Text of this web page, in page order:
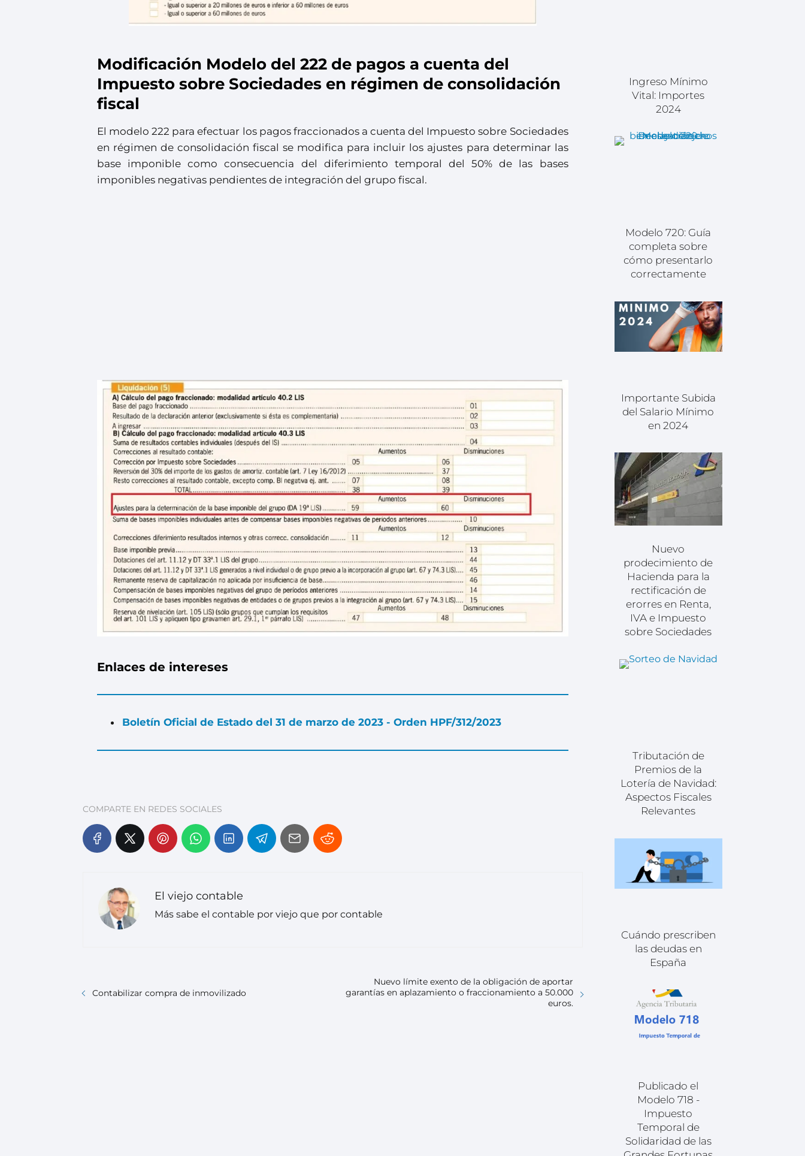
Modificación Modelo del 222 de pagos a cuenta del
Impuesto sobre Sociedades en régimen de consolidación
fiscal
El modelo 222 para efectuar los pagos fraccionados a cuenta del Impuesto sobre Sociedades
en régimen de consolidación fiscal se modifica para incluir los ajustes para determinar las
base imponible como consecuencia del diferimiento temporal del 50% de las bases
imponibles negativas pendientes de integración del grupo fiscal.
Enlaces de intereses
Boletín Oficial de Estado del 31 de marzo de 2023 - Orden HPF/312/2023
COMPARTE EN REDES SOCIALES
El viejo contable
Más sabe el contable por viejo que por contable
Contabilizar compra de inmovilizado
Nuevo límite exento de la obligación de aportar
garantías en aplazamiento o fraccionamiento a 50.000
euros.
Ingreso Mínimo
Vital: Importes
2024
Modelo 720: Guía
completa sobre
cómo presentarlo
correctamente
Importante Subida
del Salario Mínimo
en 2024
Nuevo
prodecimiento de
Hacienda para la
rectificación de
erorres en Renta,
IVA e Impuesto
sobre Sociedades
Tributación de
Premios de la
Lotería de Navidad:
Aspectos Fiscales
Relevantes
Cuándo prescriben
las deudas en
España
Publicado el
Modelo 718 -
Impuesto
Temporal de
Solidaridad de las